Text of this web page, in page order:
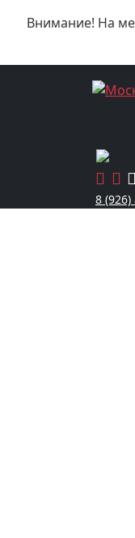
Внимание! На
8 (926)